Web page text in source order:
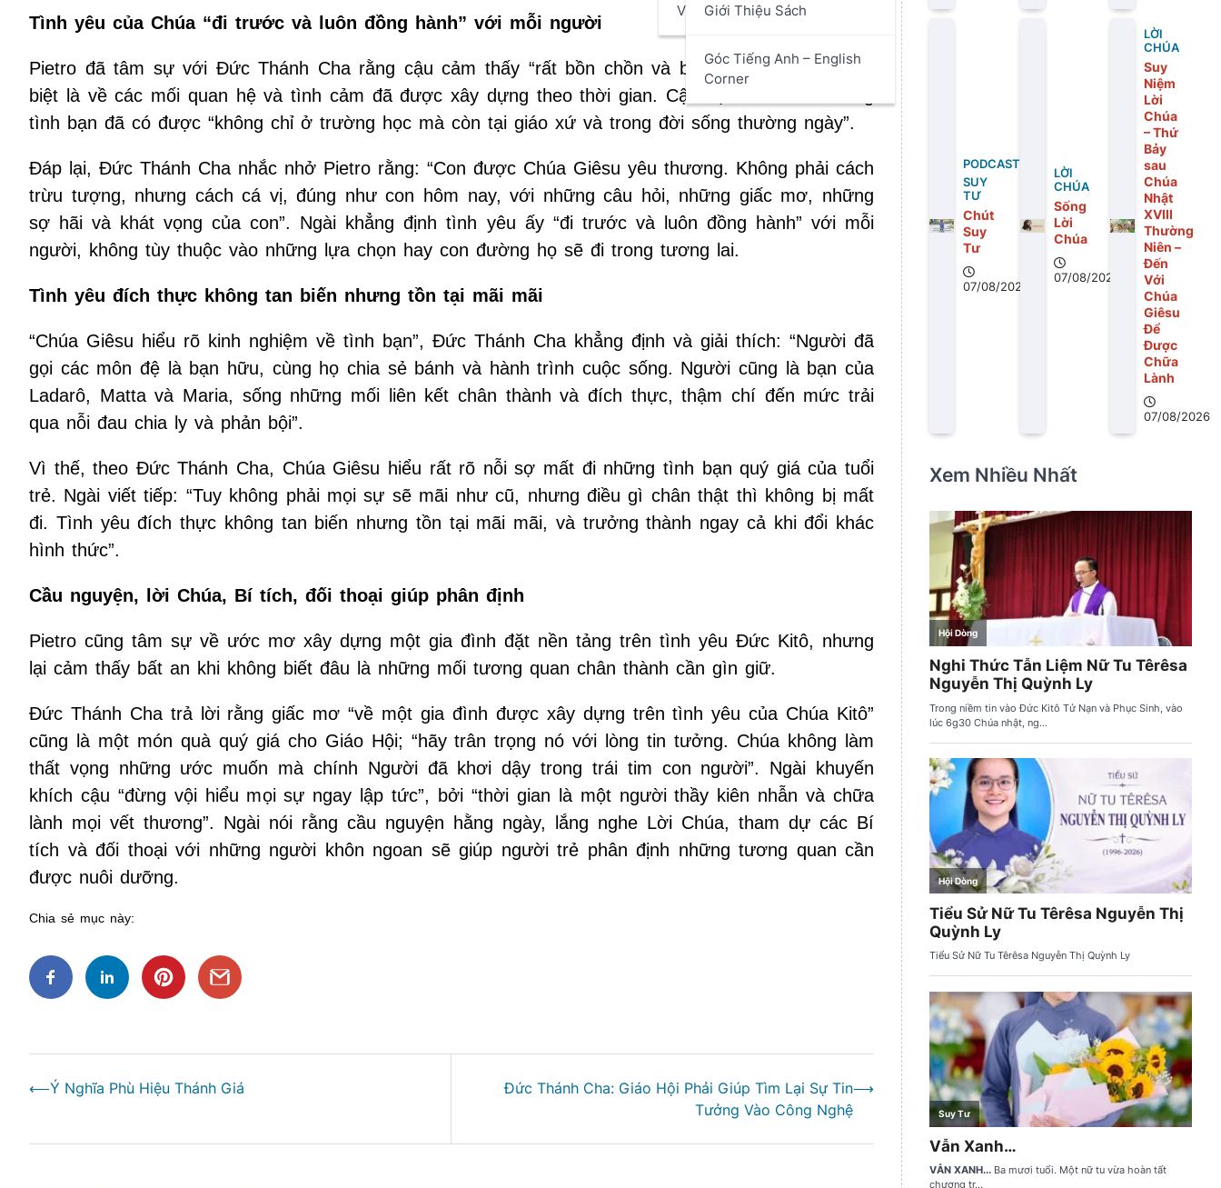
Văn Hóa Nghệ Thuật
Giới Thiệu Sách
Góc Tiếng Anh – English
Corner
Tình yêu của Chúa “đi trước và luôn đồng hành” với mỗi người
Pietro đã tâm sự với Đức Thánh Cha rằng cậu cảm thấy “rất bồn chồn và bối rối trong lòng”, đặc
biệt là về các mối quan hệ và tình cảm đã được xây dựng theo thời gian. Cậu sợ đánh mất những
tình bạn đã có được “không chỉ ở trường học mà còn tại giáo xứ và trong đời sống thường ngày”.
Đáp lại, Đức Thánh Cha nhắc nhở Pietro rằng: “Con được Chúa Giêsu yêu thương. Không phải cách
trừu tượng, nhưng cách cá vị, đúng như con hôm nay, với những câu hỏi, những giấc mơ, những
sợ hãi và khát vọng của con”. Ngài khẳng định tình yêu ấy “đi trước và luôn đồng hành” với mỗi
người, không tùy thuộc vào những lựa chọn hay con đường họ sẽ đi trong tương lai.
Tình yêu đích thực không tan biến nhưng tồn tại mãi mãi
“Chúa Giêsu hiểu rõ kinh nghiệm về tình bạn”, Đức Thánh Cha khẳng định và giải thích: “Người đã
gọi các môn đệ là bạn hữu, cùng họ chia sẻ bánh và hành trình cuộc sống. Người cũng là bạn của
Ladarô, Matta và Maria, sống những mối liên kết chân thành và đích thực, thậm chí đến mức trải
qua nỗi đau chia ly và phản bội”.
Vì thế, theo Đức Thánh Cha, Chúa Giêsu hiểu rất rõ nỗi sợ mất đi những tình bạn quý giá của tuổi
trẻ. Ngài viết tiếp: “Tuy không phải mọi sự sẽ mãi như cũ, nhưng điều gì chân thật thì không bị mất
đi. Tình yêu đích thực không tan biến nhưng tồn tại mãi mãi, và trưởng thành ngay cả khi đổi khác
hình thức”.
Cầu nguyện, lời Chúa, Bí tích, đối thoại giúp phân định
Pietro cũng tâm sự về ước mơ xây dựng một gia đình đặt nền tảng trên tình yêu Đức Kitô, nhưng
lại cảm thấy bất an khi không biết đâu là những mối tương quan chân thành cần gìn giữ.
Đức Thánh Cha trả lời rằng giấc mơ “về một gia đình được xây dựng trên tình yêu của Chúa Kitô”
cũng là một món quà quý giá cho Giáo Hội; “hãy trân trọng nó với lòng tin tưởng. Chúa không làm
thất vọng những ước muốn mà chính Người đã khơi dậy trong trái tim con người”. Ngài khuyến
khích cậu “đừng vội hiểu mọi sự ngay lập tức”, bởi “thời gian là một người thầy kiên nhẫn và chữa
lành mọi vết thương”. Ngài nói rằng cầu nguyện hằng ngày, lắng nghe Lời Chúa, tham dự các Bí
tích và đối thoại với những người khôn ngoan sẽ giúp người trẻ phân định những tương quan cần
được nuôi dưỡng.
Chia sẻ mục này:
hướng
viết
⟵Ý Nghĩa Phù Hiệu Thánh Giá
Đức Thánh Cha: Giáo Hội Phải Giúp Tìm Lại Sự Tin
Tưởng Vào Công Nghệ
⟶
PODCAST
SUY
TƯ
Chút
Suy
Tư
07/08/2026
LỜI
CHÚA
Sống
Lời
Chúa
07/08/2026
LỜI
CHÚA
Suy
Niệm
Lời
Chúa
– Thứ
Bảy
sau
Chúa
Nhật
XVIII
Thường
Niên –
Đến
Với
Chúa
Giêsu
Để
Được
Chữa
Lành
07/08/2026
Xem Nhiều Nhất